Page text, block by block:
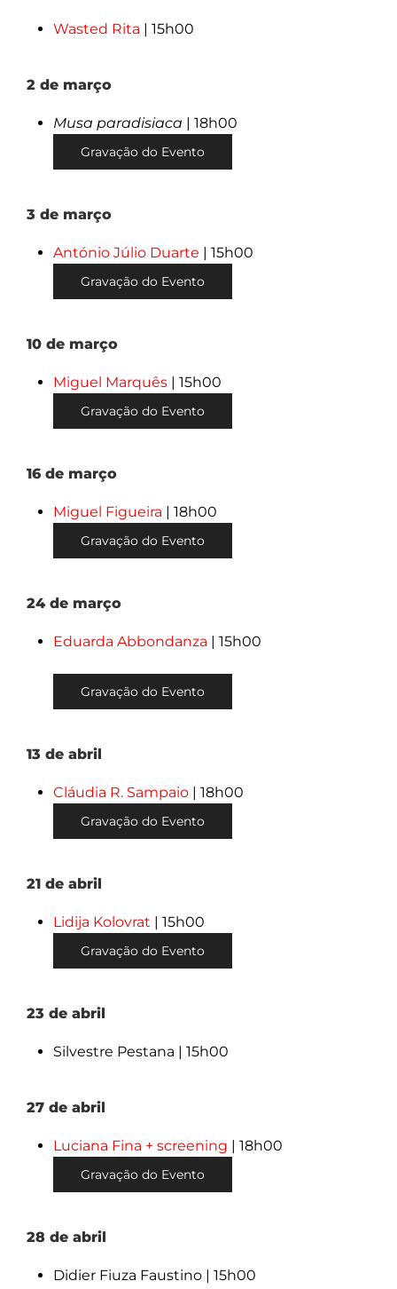
Wasted Rita | 15h00
2 de março
Musa paradisiaca | 18h00
Gravação do Evento
3 de março
António Júlio Duarte | 15h00
Gravação do Evento
10 de março
Miguel Marquês | 15h00
Gravação do Evento
16 de março
Miguel Figueira | 18h00
Gravação do Evento
24 de março
Eduarda Abbondanza | 15h00
Gravação do Evento
13 de abril
Cláudia R. Sampaio | 18h00
Gravação do Evento
21 de abril
Lidija Kolovrat | 15h00
Gravação do Evento
23 de abril
Silvestre Pestana | 15h00
27 de abril
Luciana Fina + screening | 18h00
Gravação do Evento
28 de abril
Didier Fiuza Faustino | 15h00